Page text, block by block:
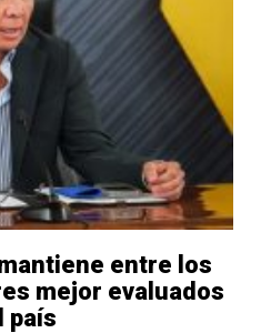
entre los
mejor evaluados
país